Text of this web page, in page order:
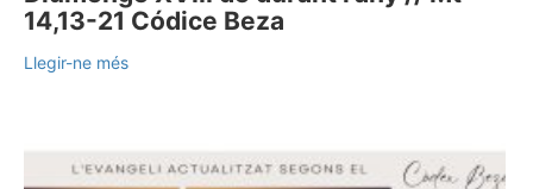
14,13-21 Códice Beza
Llegir-ne més